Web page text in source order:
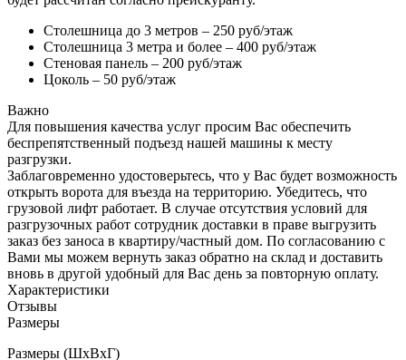
Столешница до 3 метров – 250 руб/этаж
Столешница 3 метра и более – 400 руб/этаж
Стеновая панель – 200 руб/этаж
Цоколь – 50 руб/этаж
Важно
Для повышения качества услуг просим Вас обеспечить
беспрепятственный подъезд нашей машины к месту
разгрузки.
Заблаговременно удостоверьтесь, что у Вас будет возможность
открыть ворота для въезда на территорию. Убедитесь, что
грузовой лифт работает. В случае отсутствия условий для
разгрузочных работ сотрудник доставки в праве выгрузить
заказ без заноса в квартиру/частный дом. По согласованию с
Вами мы можем вернуть заказ обратно на склад и доставить
вновь в другой удобный для Вас день за повторную оплату.
Характеристики
Отзывы
Размеры
Размеры (ШхВхГ)